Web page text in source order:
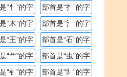
“忄”的字
部首是“扌”的字
“木”的字
部首是“氵”的字
“王”的字
部首是“石”的字
“艹”的字
部首是“虫”的字
“钅”的字 部首是“阝”的字